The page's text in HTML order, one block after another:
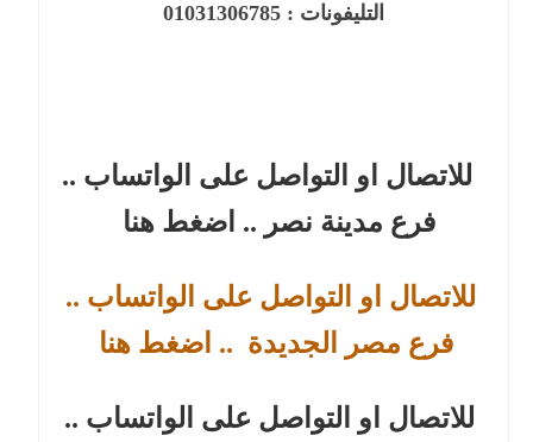
التليفونات :01031306785
للاتصال او التواصل على الواتساب ..
فرع مدينة نصر .. اضغط هنا
للاتصال او التواصل على الواتساب ..
فرع مصر الجديدة .. اضغط هنا
للاتصال او التواصل على الواتساب ..